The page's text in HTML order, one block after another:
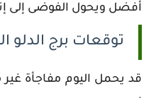
أفضل ويحول الفوضى إلى
توقعات برج الدلو
قد يحمل اليوم مفاجأة